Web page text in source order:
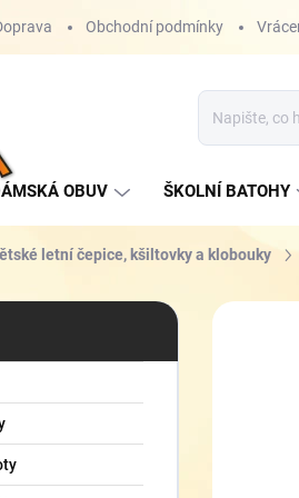
Obchodní podmínky
OBUV ŠKOLNÍ BATOHY
letní čepice, kšiltovky a klobouky
ZNAČKA: